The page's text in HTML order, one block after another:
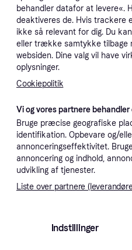
ABUS 145/40, Ø6 mm, gul
145/40, Ø6 mm, gul
behandler datafor at levere«.
deaktiveres de. Hvis trackere
ikke så relevant for dig. Du
eller trække samtykke tilbage
websiden. Dine valg vil have
oplysninger.
Cookiepolitik
Vi og vores partnere
Bruge præcise geografiske
identifikation. Opbevare og/
annonceringseffektivitet.
annoncering og indhold,
udvikling af tjenester.
Liste over partnere
Indstillinger